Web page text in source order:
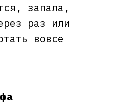
запала,
раз или
вовсе